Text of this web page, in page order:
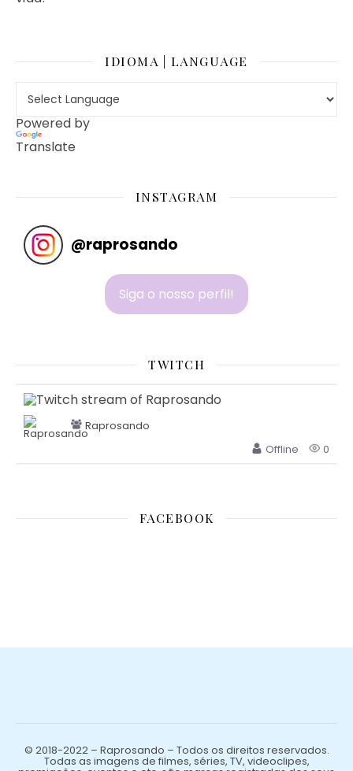
IDIOMA | LANGUAGE
Powered by
Translate
INSTAGRAM
@raprosando
Siga o nosso perfil!
TWITCH
Raprosando
Offline
0
FACEBOOK
© 2018-2022 – Raprosando – Todos os direitos reservados.
Todas as imagens de filmes, séries, TV, videoclipes,